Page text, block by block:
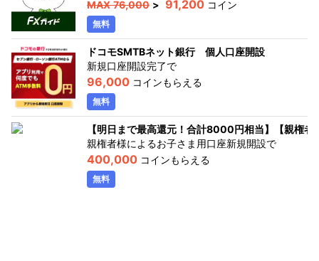
MAX 76,000 > 91,200 コイン
無料
ドコモSMTBネット銀行 個人口座開設
新規口座開設完了で
96,000 コインもらえる
無料
【明日まで最高還元！合計8000円相当】【親権
親権者様によるお子さま用口座新規開設で
400,000 コインもらえる
無料